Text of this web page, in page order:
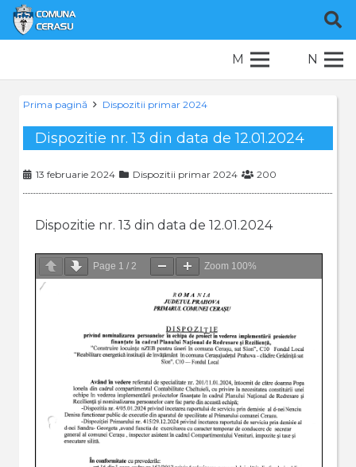
M N
Prima pagină Dispozitii primar 2024
Dispozitie nr. 13 din data de 12.01.2024
13 februarie 2024 Dispozitii primar 2024 200
Dispozitie nr. 13 din data de 12.01.2024
Page 1 / 2 Zoom 100%